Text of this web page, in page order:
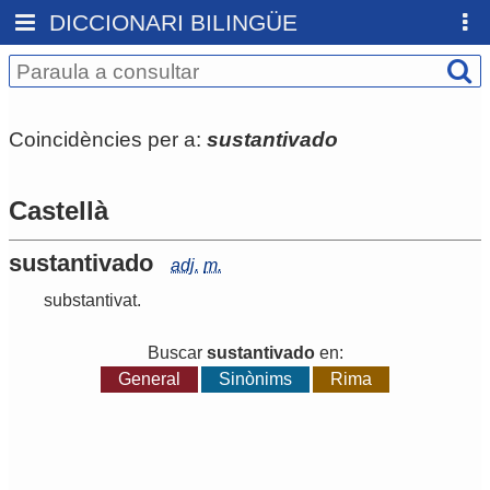
DICCIONARI BILINGÜE
Coincidències per a: sustantivado
Castellà
sustantivado adj. m.
substantivat.
Buscar sustantivadoen:
General
Sinònims Rima